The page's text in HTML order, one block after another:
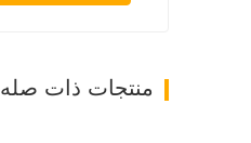
منتجات ذات صله